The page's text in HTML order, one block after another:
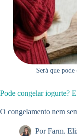
Será que
Pode congelar iogurte?
O congelamento nem
Por Farm.